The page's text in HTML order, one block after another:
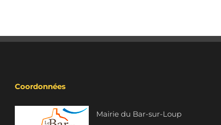
Coordonnées
Mairie du Bar-sur-Loup